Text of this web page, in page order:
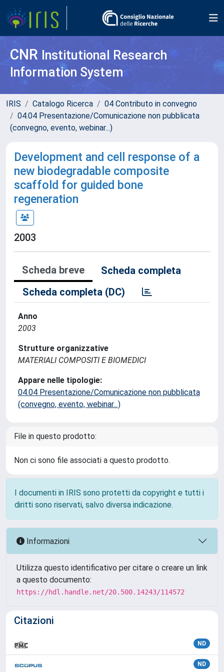
CNR Institutional Research
Information System
IRIS Catalogo Ricerca
04 Contributo in convegno
04.04 Presentazione/Comunicazione non pubblicata
(convegno, evento, webinar...)
Development and cell response of a
new biodegradable composite
scaffold for guided bone
regeneration
2003
Scheda breve
Scheda completa
Scheda completa (DC)
Anno
2003
Strutture organizzative
MATERIALI COMPOSITI E BIOMEDICI
Appare nelle tipologie:
04.04 Presentazione/Comunicazione non pubblicata
(convegno, evento, webinar...)
File in questo prodotto:
Non ci sono file associati a questo prodotto.
I documenti in IRIS sono protetti da copyright e tutti i
diritti sono riservati, salvo diversa indicazione.
Informazioni
Utilizza questo identificativo per citare o creare un link
a questo documento:
https://hdl.handle.net/20.500.14243/114572
Citazioni
ND
ND